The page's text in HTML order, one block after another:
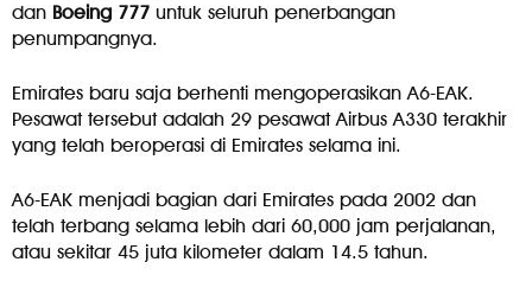
dan Boeing 777 untuk seluruh penerbangan
penumpangnya.
Emirates baru saja berhenti mengoperasikan A6-EAK.
Pesawat tersebut adalah 29 pesawat Airbus A330 terakhir
yang telah beroperasi di Emirates selama ini.
A6-EAK menjadi bagian dari Emirates pada 2002 dan
telah terbang selama lebih dari 60,000 jam perjalanan,
atau sekitar 45 juta kilometer dalam 14.5 tahun.